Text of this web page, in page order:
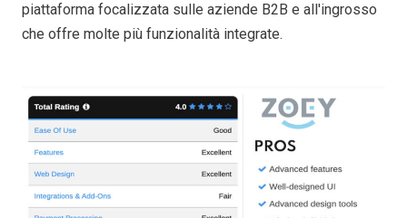
piattaforma focalizzata sulle aziende B2B e all'ingrosso
che offre molte più funzionalità integrate.